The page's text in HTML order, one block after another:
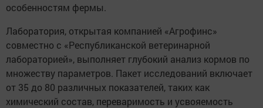
особенностям фермы.
Лаборатория, открытая компанией «Агрофинс»
совместно с «Республиканской ветеринарной
лабораторией», выполняет глубокий анализ кормов по
множеству параметров. Пакет исследований включает
от 35 до 80 различных показателей, таких как
химический состав, переваримость и усвояемость